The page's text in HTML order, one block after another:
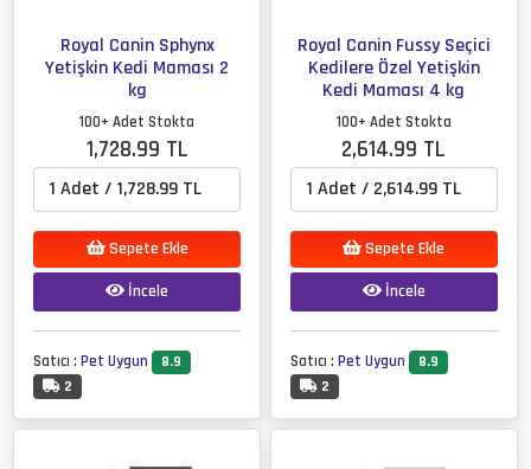
Royal Canin Sphynx
Yetişkin Kedi Maması 2
kg
100+ Adet Stokta
1,728.99 TL
Sepete Ekle
İncele
Satıcı :Pet Uygun
8.9
2
Royal Canin Fussy Seçici
Kedilere Özel Yetişkin
Kedi Maması 4 kg
100+ Adet Stokta
2,614.99 TL
Sepete Ekle
İncele
Satıcı : Pet Uygun
8.9
2